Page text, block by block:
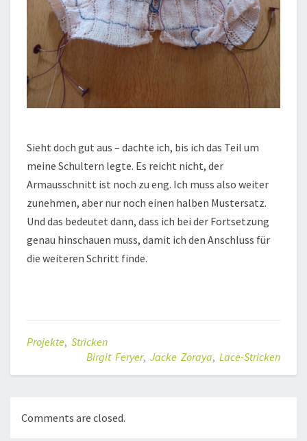
Sieht doch gut aus – dachte ich, bis ich das Teil um
meine Schultern legte. Es reicht nicht, der
Armausschnitt ist noch zu eng. Ich muss also weiter
zunehmen, aber nur noch einen halben Mustersatz.
Und das bedeutet dann, dass ich bei der Fortsetzung
genau hinschauen muss, damit ich den Anschluss für
die weiteren Schritt finde.
Projekte, Stricken
Birgit Feryer, Jacke Zoraya, Lace-Stricken
Comments are closed.